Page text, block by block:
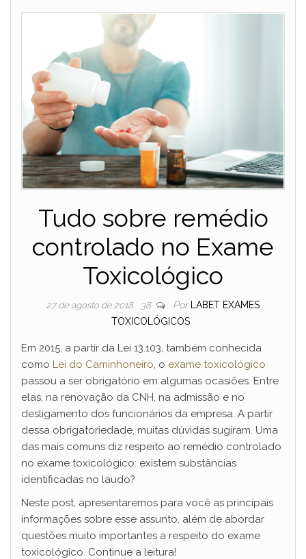
Tudo sobre remédio
controlado no Exame
Toxicológico
27 de agosto de 2018 38 Por
LABET EXAMES
TOXICOLÓGICOS
Em 2015, a partir da Lei 13.103, também conhecida
como Lei do Caminhoneiro, o exame toxicológico
passou a ser obrigatório em algumas ocasiões. Entre
elas, na renovação da CNH, na admissão e no
desligamento dos funcionários da empresa. A partir
dessa obrigatoriedade, muitas dúvidas sugiram. Uma
das mais comuns diz respeito ao remédio controlado
no exame toxicológico: existem substâncias
identificadas no laudo?
Neste post, apresentaremos para você as principais
informações sobre esse assunto, além de abordar
questões muito importantes a respeito do exame
toxicológico. Continue a leitura!